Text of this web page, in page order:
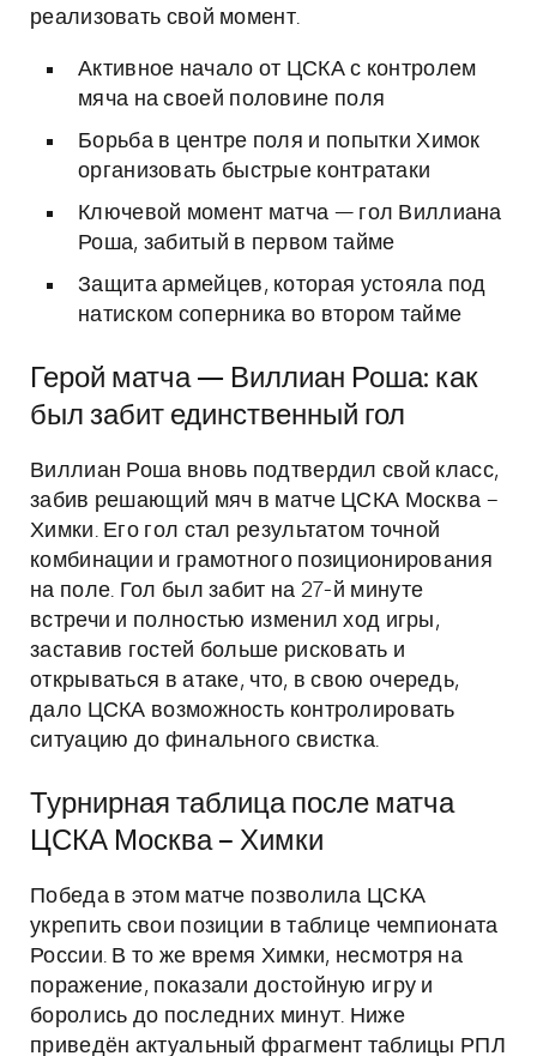
реализовать свой момент.
Активное начало от ЦСКА с контролем
мяча на своей половине поля
Борьба в центре поля и попытки Химок
организовать быстрые контратаки
Ключевой момент матча — гол Виллиана
Роша, забитый в первом тайме
Защита армейцев, которая устояла под
натиском соперника во втором тайме
Герой матча — Виллиан Роша: как
был забит единственный гол
Виллиан Роша вновь подтвердил свой класс,
забив решающий мяч в матче ЦСКА Москва –
Химки. Его гол стал результатом точной
комбинации и грамотного позиционирования
на поле. Гол был забит на 27-й минуте
встречи и полностью изменил ход игры,
заставив гостей больше рисковать и
открываться в атаке, что, в свою очередь,
дало ЦСКА возможность контролировать
ситуацию до финального свистка.
Турнирная таблица после матча
ЦСКА Москва – Химки
Победа в этом матче позволила ЦСКА
укрепить свои позиции в таблице чемпионата
России. В то же время Химки, несмотря на
поражение, показали достойную игру и
боролись до последних минут. Ниже
приведён актуальный фрагмент таблицы РПЛ